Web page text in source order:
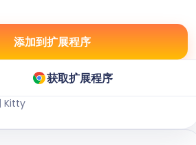
添加到扩展程序
获取扩展程序
Kitty